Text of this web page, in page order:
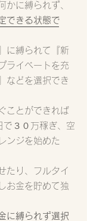
かに縛られず、
できる状態で
に縛られて『新
ライベートを充
などを選択でき
ことができれば
で３０万稼ぎ、空
ンジを始めた
たり、フルタイ
お金を貯めて独
に縛られず選択